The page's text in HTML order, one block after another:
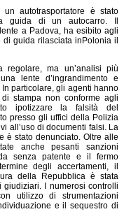
un autotrasportatore è stato
guida di un autocarro. Il
a Padova, ha esibito agli
di guida rilasciata in Pol oniail
regolare, ma un’analisi più
lente d’ingrandimento e
particolare, gli agenti hanno
stampa non conforme agli
ipotizzare la falsità del
presso gli uffici della Polizia
all’uso di documenti falsi. La
è stato denunciato. Oltre alle
anche pesanti sanzioni
senza patente e il fermo
degli accertamenti, il
della Repubblica è stata
giudiziari. I numerosi controlli
utilizzo di strumentazioni
e il sequestro di